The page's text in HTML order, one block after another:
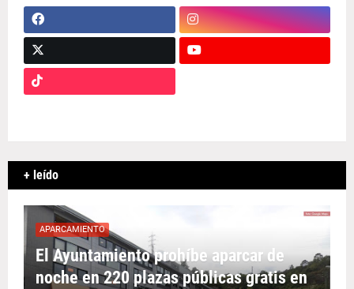
+ leído
APARCAMIENTO
El Ayuntamiento prohíbe aparcar de
noche en 220 plazas públicas gratis en